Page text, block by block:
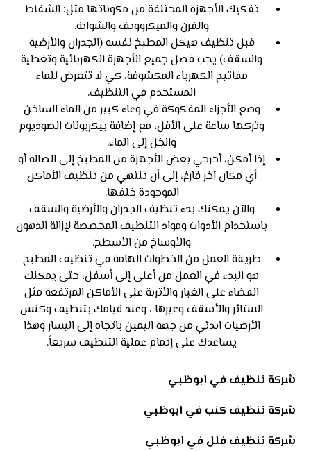
تفكيك الأجهزة المختلفة من مكوناتها مثل: الشفاط
والفرن والميكروويف والشواية.
قبل تنظيف هيكل المطبخ نفسه (الجدران والأرضية
والسقف) يجب فصل جميع الأجهزة الكهربائية وتغطية
مفاتيح الكهرباء المكشوفة، كي لا تتعرض للماء
المستخدم في التنظيف.
وضع الأجزاء المفكوكة في وعاء كبير من الماء الساخن
وتركها ساعة على الأقل، مع إضافة بيكربونات الصوديوم
والخل إلى الماء.
إذا أمكن، أخرجي بعض الأجهزة من المطبخ إلى الصالة أو
أي مكان آخر فارغ، إلى أن تنتهي من تنظيف الأماكن
الموجودة خلفها.
والآن يمكنك بدء تنظيف الجدران والأرضية والسقف
باستخدام الأدوات ومواد التنظيف المخصصة لإزالة الدهون
والأوساخ من الأسطح.
طريقة العمل من الخطوات الهامة في تنظيف المطبخ
هو البدء في العمل من أعلى إلى أسفل، حتى يمكنك
القضاء على الغبار والأتربة على الأماكن المرتفعة مثل
الستائر والأسقف وغيرها ، وعند قيامك بتنظيف وكنس
الأرضيات ابدئي من جهة اليمين باتجاه إلى اليسار وهذا
يساعدك على إتمام عملية التنظيف سريعاً.
شركة تنظيف في ابوظبي
شركة تنظيف كنب في ابوظبي
شركة تنظيف فلل في ابوظبي